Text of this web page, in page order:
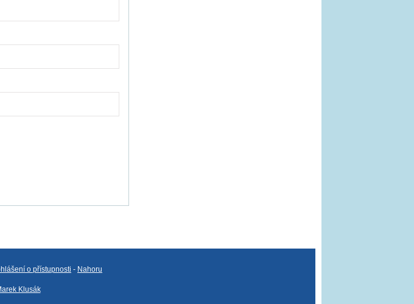
o přístupnosti - Nahoru
Klusák